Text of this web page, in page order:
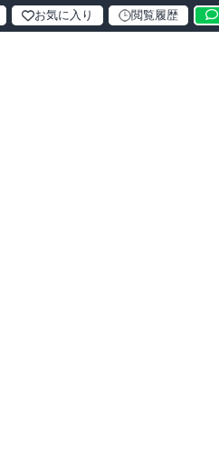
お気に入り 閲覧履歴